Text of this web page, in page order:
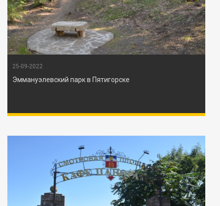
25-09-2022
Эммануэлевский парк в Пятигорске